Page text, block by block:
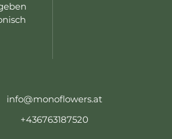
info@monoflowers.at
+436763187520